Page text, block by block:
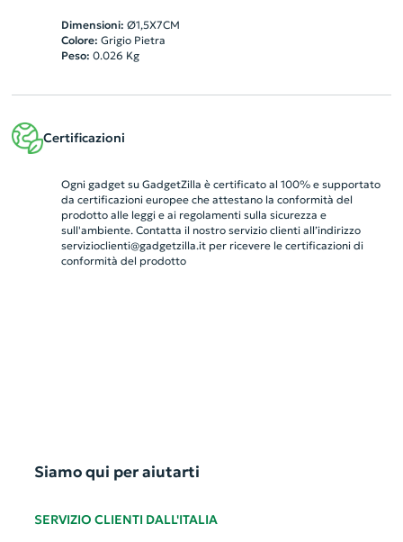
Dimensioni: Ø1,5X7CM
Colore: Grigio Pietra
Peso: 0.026 Kg
Certificazioni
Ogni gadget su GadgetZilla è certificato al 100% e supportato
da certificazioni europee che attestano la conformità del
prodotto alle leggi e ai regolamenti sulla sicurezza e
sull'ambiente. Contatta il nostro servizio clienti all’indirizzo
servizioclienti@gadgetzilla.itper ricevere le certificazioni di
conformità del prodotto
Siamo qui per aiutarti
SERVIZIO CLIENTI DALL'ITALIA